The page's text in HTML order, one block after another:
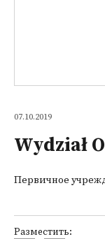
07.10.2019
Wydział
Первичное
Разместить: